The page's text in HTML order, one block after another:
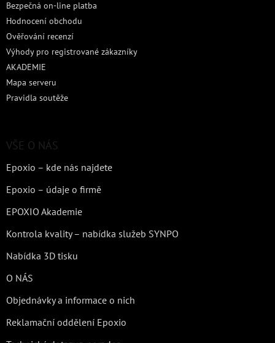
Bezpečná on-line platba
Hodnocení obchodu
Ověřování recenzí
Výhody pro registrované zákazníky
AKADEMIE
Mapa serveru
Pravidla soutěže
VŠE O NÁS
Epoxio – kde nás najdete
Epoxio – údaje o firmě
EPOXIO Akademie
Kontrola kvality – nabídka služeb SYNPO
Nabídka 3D tisku
O NÁS
Objednávky a informace o nich
Reklamační oddělení Epoxio